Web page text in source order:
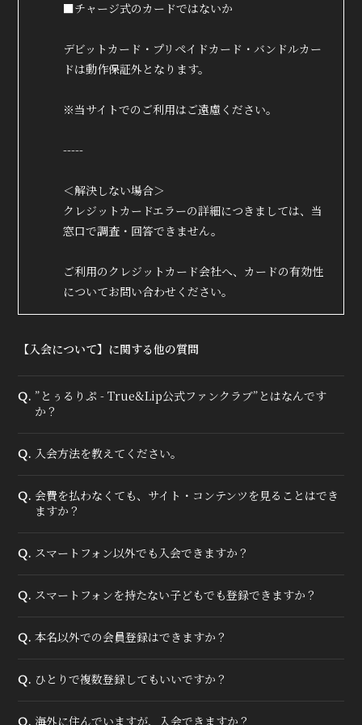
RADIO
Q&A
■チャージ式のカードではないか
デビットカード・プリペイドカード・バンドルカー
ドは動作保証外となります。
※当サイトでのご利用はご遠慮ください。
-----
＜解決しない場合＞
クレジットカードエラーの詳細につきましては、当
窓口で調査・回答できません。
ご利用のクレジットカード会社へ、カードの有効性
についてお問い合わせください。
【入会について】に関する他の質問
Q. ”とぅるりぷ - True&Lip公式ファンクラブ”とはなんです
か？
Q. 入会方法を教えてください。
Q. 会費を払わなくても、サイト・コンテンツを見ることはでき
ますか？
Q. スマートフォン以外でも入会できますか？
Q. スマートフォンを持たない子どもでも登録できますか？
Q. 本名以外での会員登録はできますか？
Q. ひとりで複数登録してもいいですか？
海外に住んでいますが、入会できますか？